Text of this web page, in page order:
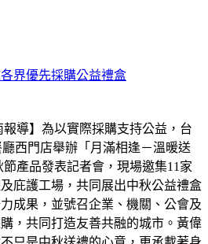
界優先採購公益禮盒
報導】為以實際採購支持公益，台
西門店舉辦「月滿相逢－溫暖送
產品發表記者會，現場邀集11家
庇護工場，共同展出中秋公益禮盒
成果，並號召企業、機關、公會及
，共同打造友善共融的城市。黃偉